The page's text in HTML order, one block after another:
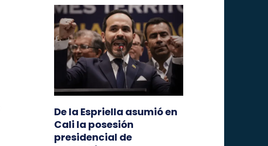
De la Espriella asumió en
Cali la posesión
presidencial de